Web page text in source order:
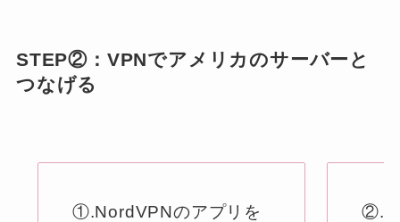
STEP②：VPNでアメリカのサーバーと
つなげる
①.NordVPNのアプリを